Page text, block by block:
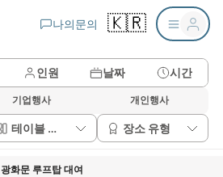
나의문의 🇰🇷
인원 날짜 시간
기업행사 개인행사
테이블 배치 장소 유형
광화문 루프탑 대여